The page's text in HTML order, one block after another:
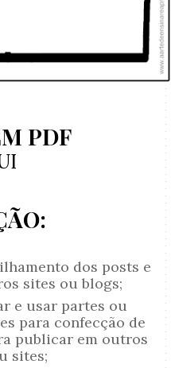
PDF
dos posts e
sites ou blogs;
e usar partes ou
para confecção de
publicar em outros
sites;